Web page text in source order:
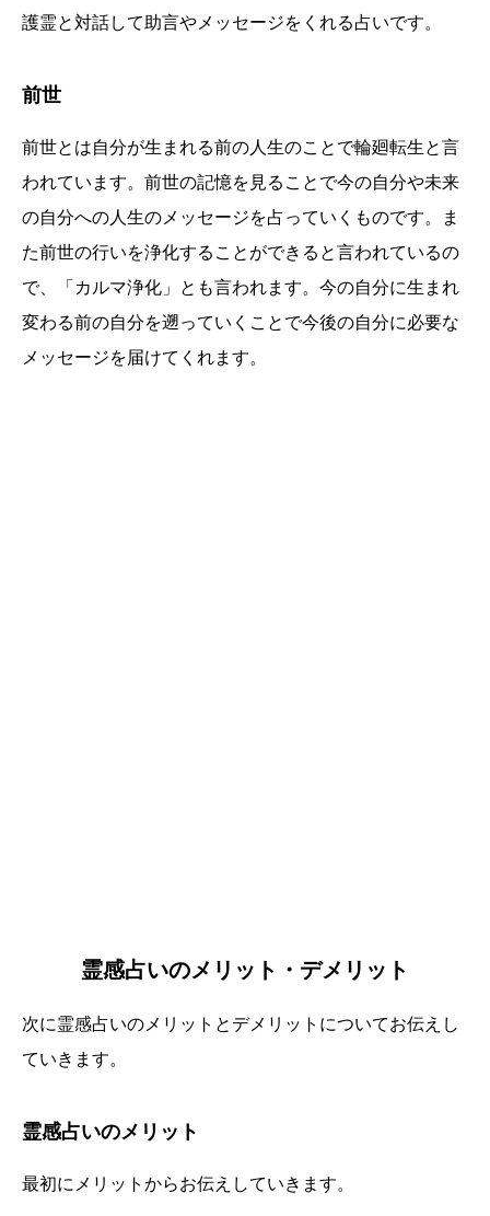
護霊と対話して助言やメッセージをくれる占いです。
前世
前世とは自分が生まれる前の人生のことで輪廻転生と言
われています。前世の記憶を見ることで今の自分や未来
の自分への人生のメッセージを占っていくものです。ま
た前世の行いを浄化することができると言われているの
で、「カルマ浄化」とも言われます。今の自分に生まれ
変わる前の自分を遡っていくことで今後の自分に必要な
メッセージを届けてくれます。
霊感占いのメリット・デメリット
次に霊感占いのメリットとデメリットについてお伝えし
ていきます。
霊感占いのメリット
最初にメリットからお伝えしていきます。